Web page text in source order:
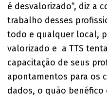
é desvalorizado”, diz a
trabalho desses
todo e qualquer local,
valorizado e a TTS
capacitação de seus
apontamentos para os
dados, o quão